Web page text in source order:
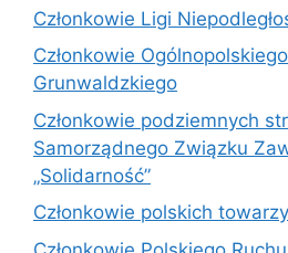
Członkowie Ligi
Członkowie
Grunwaldzkiego
Członkowie podziemnych
Samorządnego Związku
„Solidarność”
Członkowie polskich